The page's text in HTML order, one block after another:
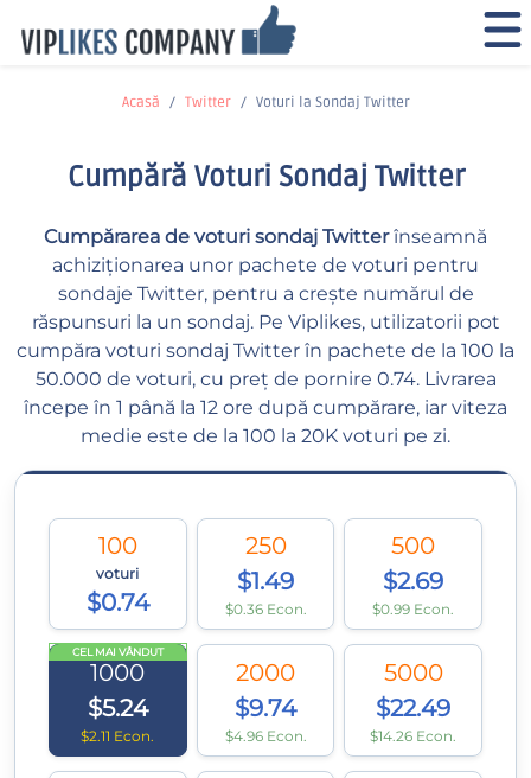
Acasă Twitter Voturi la Sondaj Twitter
Cumpără Voturi Sondaj Twitter
Cumpărarea de voturi sondaj Twitterînseamnă
achiziționarea unor pachete de voturi pentru
sondaje Twitter, pentru a crește numărul de
răspunsuri la un sondaj. Pe Viplikes, utilizatorii pot
cumpăra voturi sondaj Twitter în pachete de la 100 la
50.000 de voturi, cu preț de pornire 0.74. Livrarea
începe în 1 până la 12 ore după cumpărare, iar viteza
medie este de la 100 la 20K voturi pe zi.
100
voturi
$0.74
250
$1.49
$0.36 Econ.
500
$2.69
$0.99 Econ.
CEL MAI VÂNDUT
1000
$5.24
$2.11 Econ.
2000
$9.74
$4.96 Econ.
5000
$22.49
$14.26 Econ.